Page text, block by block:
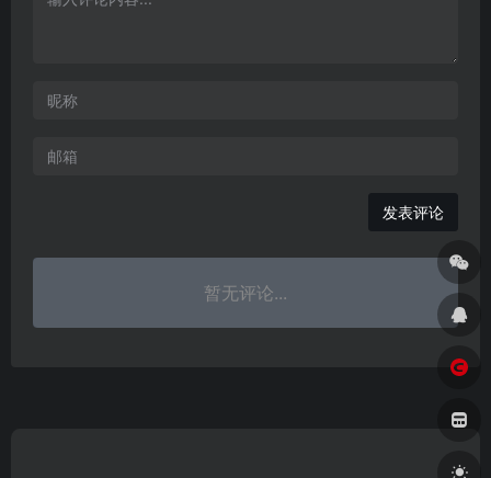
发表评论
暂无评论...